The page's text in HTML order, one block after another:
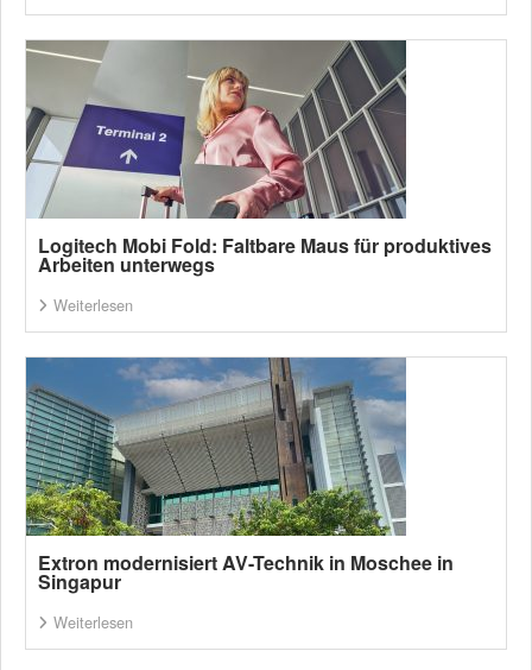
Logitech Mobi Fold: Faltbare Maus für produktives
Arbeiten unterwegs
Weiterlesen
Extron modernisiert AV-Technik in Moschee in
Singapur
Weiterlesen